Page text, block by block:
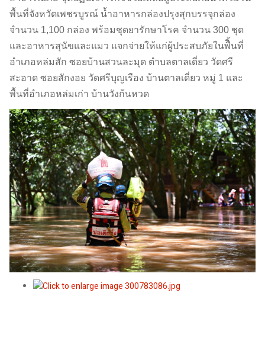
พื้นที่จังหวัดเพชรบูรณ์ น้ำอาหารกล่องปรุงสุกบรรจุกล่อง
จำนวน 1,100 กล่อง พร้อมชุดยารักษาโรค จำนวน 300 ชุด
และอาหารสุนัขและแมว แจกจ่ายให้แก่ผู้ประสบภัยในพืิ้นที่
อำเภอหล่มสัก ซอยบ้านสวนละมุด ตำบลตาลเดี่ยว วัดศรี
สะอาด ซอยสักงอย วัดศรีบุญเรือง บ้านตาลเดี่ยว หมู่ 1 และ
พื้นที่อำเภอหล่มเก่า บ้านวังก้นหวด